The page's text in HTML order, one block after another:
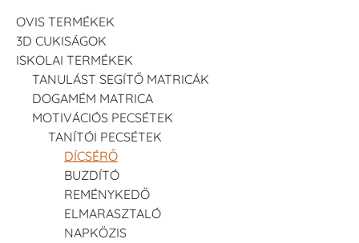
OVIS TERMÉKEK
3D CUKISÁGOK
ISKOLAI TERMÉKEK
TANULÁST SEGÍTŐ MATRICÁK
DOGAMÉM MATRICA
MOTIVÁCIÓS PECSÉTEK
TANÍTÓI PECSÉTEK
DÍCSÉRŐ
BUZDÍTÓ
REMÉNYKEDŐ
ELMARASZTALÓ
NAPKÖZIS